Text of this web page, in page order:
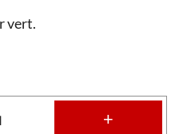
vert.
+